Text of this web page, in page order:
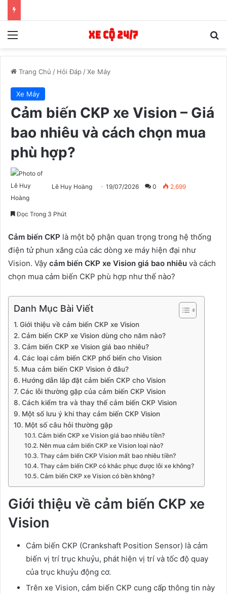
Menu
Trang Chủ / Hỏi Đáp /Xe Máy
Xe Máy
Cảm biến CKP xe Vision – Giá
bao nhiêu và cách chọn mua
phù hợp?
Lê Huy Hoàng 19/07/2026 0 2.699
Đọc Trong 3 Phút
Cảm biến CKP là một bộ phận quan trọng trong hệ thống
điện tử phun xăng của các dòng xe máy hiện đại như
Vision. Vậy cảm biến CKP xe Vision giá bao nhiêu và cách
chọn mua cảm biến CKP phù hợp như thế nào?
Danh Mục Bài Viết
Giới thiệu về cảm biến CKP xe Vision
Cảm biến CKP xe Vision dùng cho năm nào?
Cảm biến CKP xe Vision giá bao nhiêu?
Các loại cảm biến CKP phổ biến cho Vision
Mua cảm biến CKP Vision ở đâu?
Hướng dẫn lắp đặt cảm biến CKP cho Vision
Các lỗi thường gặp của cảm biến CKP Vision
Cách kiểm tra và thay thế cảm biến CKP Vision
Một số lưu ý khi thay cảm biến CKP Vision
Một số câu hỏi thường gặp
Cảm biến CKP xe Vision giá bao nhiêu tiền?
Nên mua cảm biến CKP xe Vision loại nào?
Thay cảm biến CKP Vision mất bao nhiêu tiền?
Thay cảm biến CKP có khắc phục được lỗi xe không?
Cảm biến CKP xe Vision có bền không?
Giới thiệu về cảm biến CKP xe
Vision
Cảm biến CKP (Crankshaft Position Sensor) là cảm
biến vị trí trục khuỷu, phát hiện vị trí và tốc độ quay
của trục khuỷu động cơ.
Trên xe Vision, cảm biến CKP cung cấp thông tin này